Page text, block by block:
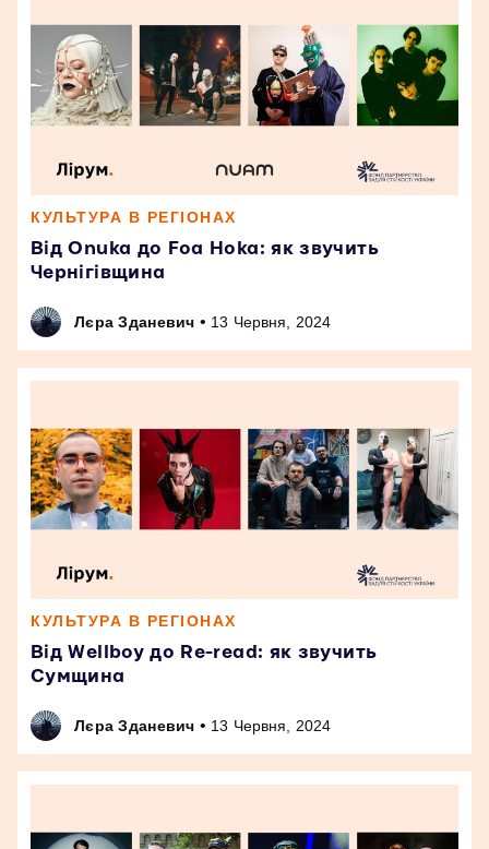
КУЛЬТУРА В РЕГІОНАХ
Від Onuka до Foa Hoka: як звучить
Чернігівщина
Лєра Зданевич • 13 Червня, 2024
КУЛЬТУРА В РЕГІОНАХ
Від Wellboy до Re-read: як звучить
Сумщина
Лєра Зданевич • 13 Червня, 2024